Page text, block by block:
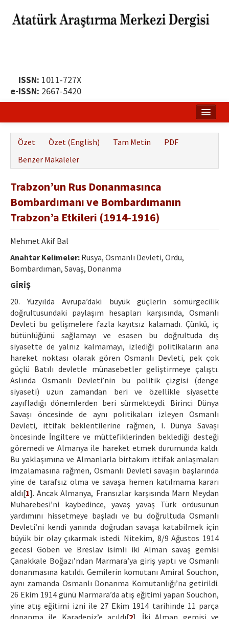
ISSN: 1011-727X
e-ISSN: 2667-5420
Yayın Politikası
Dergi Kurulları
Yayın İlkeleri
Yazar Rehberi
Hakem Rehberi
İletişim
Özet Özet (English) Tam Metin
PDF
Benzer Makaleler
Trabzon’un Rus Donanmasınca
Bombardımanı ve Bombardımanın
Trabzon’a Etkileri (1914-1916)
Mehmet Akif Bal
Anahtar Kelimeler: Rusya, Osmanlı Devleti, Ordu,
Bombardıman, Savaş, Donanma
GİRİŞ
20. Yüzyılda Avrupa’daki büyük güçlerin sömürgecilik
doğrultusundaki paylaşım hesapları karşısında, Osmanlı
Devleti bu gelişmelere fazla kayıtsız kalamadı. Çünkü, iç
bütünlüğünü sağlamayı ve esasen bu doğrultuda dış
siyasette de yalnız kalmamayı, izlediği politikaların ana
hareket noktası olarak gören Osmanlı Devleti, pek çok
güçlü Batılı devletle münasebetler geliştirmeye çalıştı.
Aslında Osmanlı Devleti’nin bu politik çizgisi (denge
siyaseti) uzun zamandan beri ve özellikle siyasette
zayıfladığı dönemlerden beri sürmekteydi. Birinci Dünya
Savaşı öncesinde de aynı politikaları izleyen Osmanlı
Devleti, ittifak beklentilerine rağmen, I. Dünya Savaşı
öncesinde İngiltere ve müttefiklerinden beklediği desteği
göremedi ve Almanya ile hareket etmek durumunda kaldı.
Bu yaklaşımına ve Almanlarla birtakım ittifak anlaşmaları
imzalamasına rağmen, Osmanlı Devleti savaşın başlarında
yine de tarafsız olma ve savaşa hemen katılmama kararı
aldı[1]. Ancak Almanya, Fransızlar karşısında Marn Meydan
Muharebesi’ni kaybedince, yavaş yavaş Türk ordusunun
yardımını hissetmeye başladı ve bu doğrultuda Osmanlı
Devleti’ni kendi yanında doğrudan savaşa katabilmek için
büyük bir olay çıkarmak istedi. Nitekim, 8/9 Ağustos 1914
gecesi Goben ve Breslav isimli iki Alman savaş gemisi
Çanakkale Boğazı’ndan Marmara’ya giriş yaptı ve Osmanlı
donanmasına katıldı. Gemilerin komutanı Amiral Souchon,
aynı zamanda Osmanlı Donanma Komutanlığı’na getirildi.
26 Ekim 1914 günü Marmara’da atış eğitimi yapan Souchon,
yine atış eğitimi izni ile 27 Ekim 1914 tarihinde 11 parça